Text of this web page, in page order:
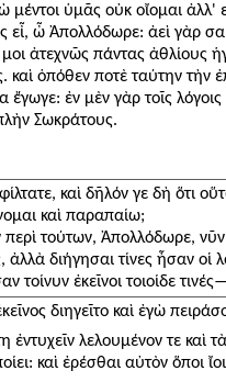
μέντοι ὑμᾶς οὐκ οἴομαι ἀλλ'
εἶ, ὦ Ἀπολλόδωρε: ἀεὶ γὰρ
μοι ἀτεχνῶς πάντας ἀθλίους
καὶ ὁπόθεν ποτὲ ταύτην τὴν
ἔγωγε: ἐν μὲν γὰρ τοῖς λόγοις
Σωκράτους.
καὶ δῆλόν γε δὴ ὅτι
καὶ παραπαίω;
περὶ τούτων, Ἀπολλόδωρε,
διήγησαι τίνες ἦσαν οἱ
τοίνυν ἐκεῖνοι τοιοίδε
διηγεῖτο καὶ ἐγὼ
ἐντυχεῖν λελουμένον τε καὶ
καὶ ἐρέσθαι αὐτὸν ὅποι